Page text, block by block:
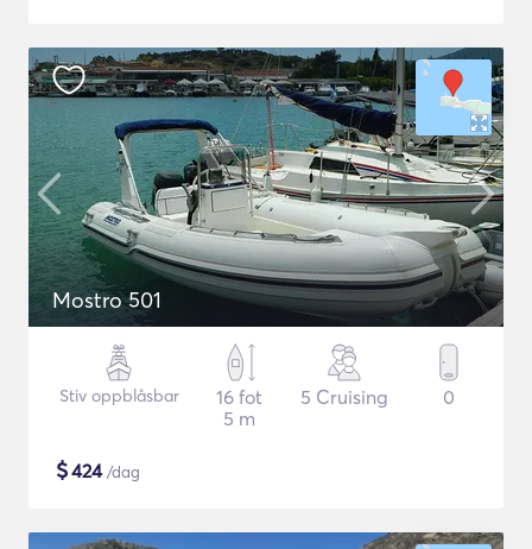
Mostro 501
Stiv oppblåsbar
16 fot
5 m
5 Cruising 0
$424/dag